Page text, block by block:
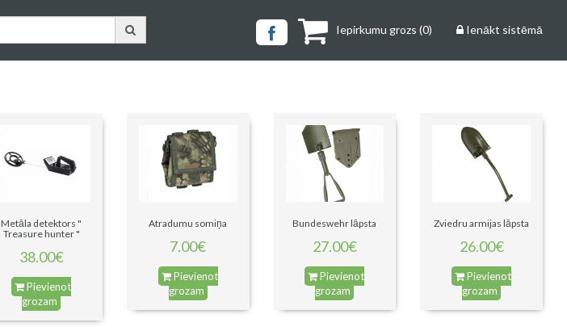
Ienākt sistēmā
Iepirkumu grozs (0)
Metāla detektors "
Treasure hunter "
38.00€
Pievienot
grozam
Atradumu somiņa
7.00€
Pievienot
grozam
Bundeswehr lāpsta
27.00€
Pievienot
grozam
Zviedru armijas lāpsta
26.00€
Pievienot
grozam